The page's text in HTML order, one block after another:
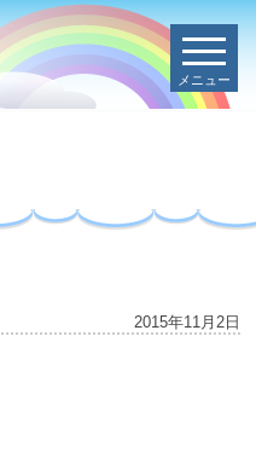
メニュー
2015年11月2日